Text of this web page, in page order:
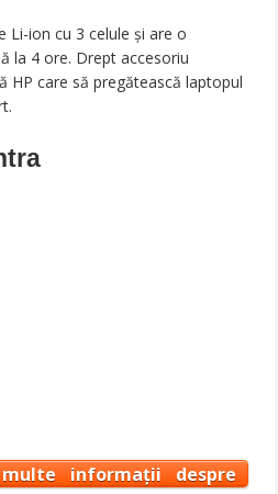
Li-ion cu 3 celule și are o
la 4 ore. Drept accesoriu
HP care să pregătească laptopul
informații despre